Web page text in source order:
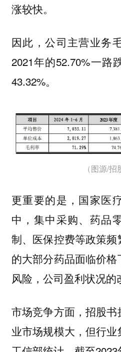
涨较快。
因此，公司主营业务
2021年的52.70%一路
43.32%。
（图源/招
更重要的是，国家医
中，集中采购、药品
制、医保控费等政策
的大部分药品面临价
风险，公司盈利状况的
市场竞争方面，招股
业市场规模大，但行